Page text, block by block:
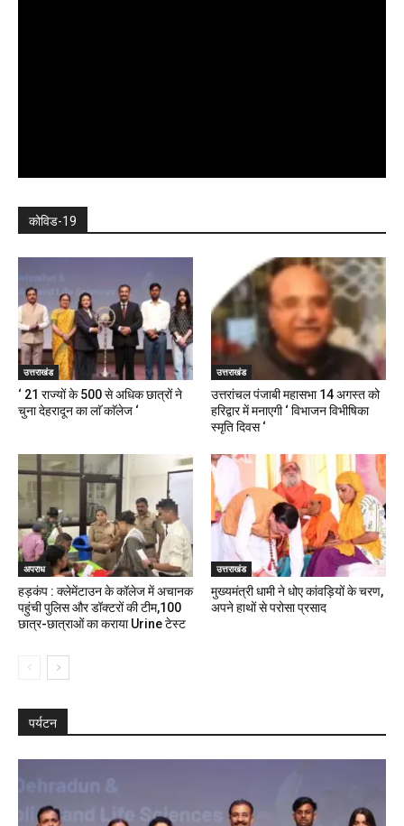
कोविड-19
उत्तराखंड
‘ 21 राज्यों के 500 से अधिक छात्रों ने
चुना देहरादून का लाॅ काॅलेज ‘
उत्तराखंड
उत्तरांचल पंजाबी महासभा 14 अगस्त को
हरिद्वार में मनाएगी ‘ विभाजन विभीषिका
स्मृति दिवस ‘
अपराध
हड़कंप : क्लेमेंटाउन के कॉलेज में अचानक
पहुंची पुलिस और डॉक्टरों की टीम,100
छात्र-छात्राओं का कराया Urine टेस्ट
उत्तराखंड
मुख्यमंत्री धामी ने धोए कांवड़ियों के चरण,
अपने हाथों से परोसा प्रसाद
पर्यटन